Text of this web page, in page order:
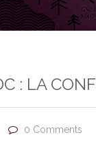
: LA
0 Comments